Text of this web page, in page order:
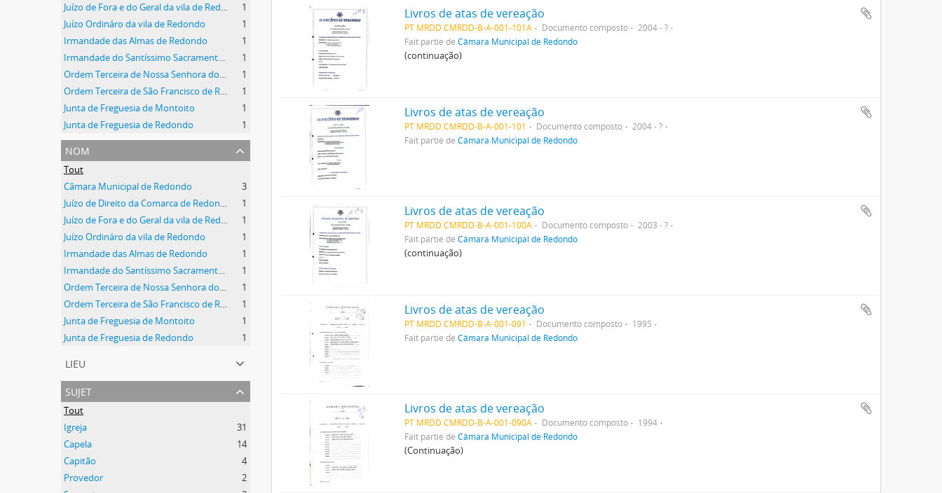
Juízo de Fora e do Geral da vila de Redondo
1
Juízo Ordináro da vila de Redondo
1
Irmandade das Almas de Redondo
1
Irmandade do Santíssimo Sacramento de Redondo
1
Ordem Terceira de Nossa Senhora do Carmo de Redondo
1
Ordem Terceira de São Francisco de Redondo
1
Junta de Freguesia de Montoito
1
Junta de Freguesia de Redondo
1
nom
Tout
Câmara Municipal de Redondo
3
Juízo de Direito da Comarca de Redondo
1
Juízo de Fora e do Geral da vila de Redondo
1
Juízo Ordináro da vila de Redondo
1
Irmandade das Almas de Redondo
1
Irmandade do Santíssimo Sacramento de Redondo
1
Ordem Terceira de Nossa Senhora do Carmo de Redondo
1
Ordem Terceira de São Francisco de Redondo
1
Junta de Freguesia de Montoito
1
Junta de Freguesia de Redondo
1
lieu
sujet
Tout
Igreja
31
Capela
14
Capitão
4
Provedor
2
Livros de atas de vereação
PT MRDD CMRDD-B-A-001-101A Documento composto
2004 - ?
Fait partie deCâmara Municipal de Redondo
(continuação)
Livros de atas de vereação
PT MRDD CMRDD-B-A-001-101 Documento composto
2004 - ?
Fait partie deCâmara Municipal de Redondo
Livros de atas de vereação
PT MRDD CMRDD-B-A-001-100A Documento composto
2003 - ?
Fait partie deCâmara Municipal de Redondo
(continuação)
Livros de atas de vereação
PT MRDD CMRDD-B-A-001-091 Documento composto
1995
Fait partie deCâmara Municipal de Redondo
Livros de atas de vereação
PT MRDD CMRDD-B-A-001-090A Documento composto
1994
Fait partie deCâmara Municipal de Redondo
(Continuação)